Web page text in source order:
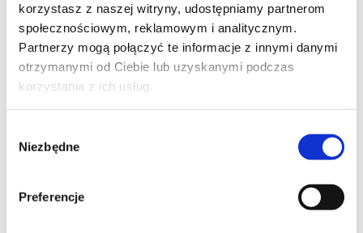
korzystasz z naszej witryny, udostępniamy partnerom
społecznościowym, reklamowym i analitycznym.
Partnerzy mogą połączyć te informacje z innymi danymi
otrzymanymi od Ciebie lub uzyskanymi podczas
korzystania z ich usług.
zgody
Niezbędne
Preferencje